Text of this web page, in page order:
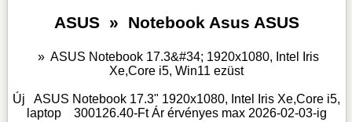
ASUS» Notebook Asus ASUS
» ASUS Notebook 17.3&#34; 1920x1080, Intel Iris
Xe,Core i5, Win11 ezüst
ÚjASUS Notebook 17.3" 1920x1080, Intel Iris Xe,Core i5,
laptop
300126.40-Ft Ár érvényes max 2026-02-03-ig